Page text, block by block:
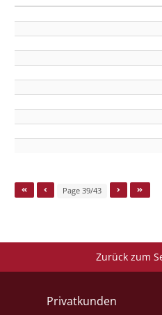
Page 39/43
Zurück zum
Privatkunden